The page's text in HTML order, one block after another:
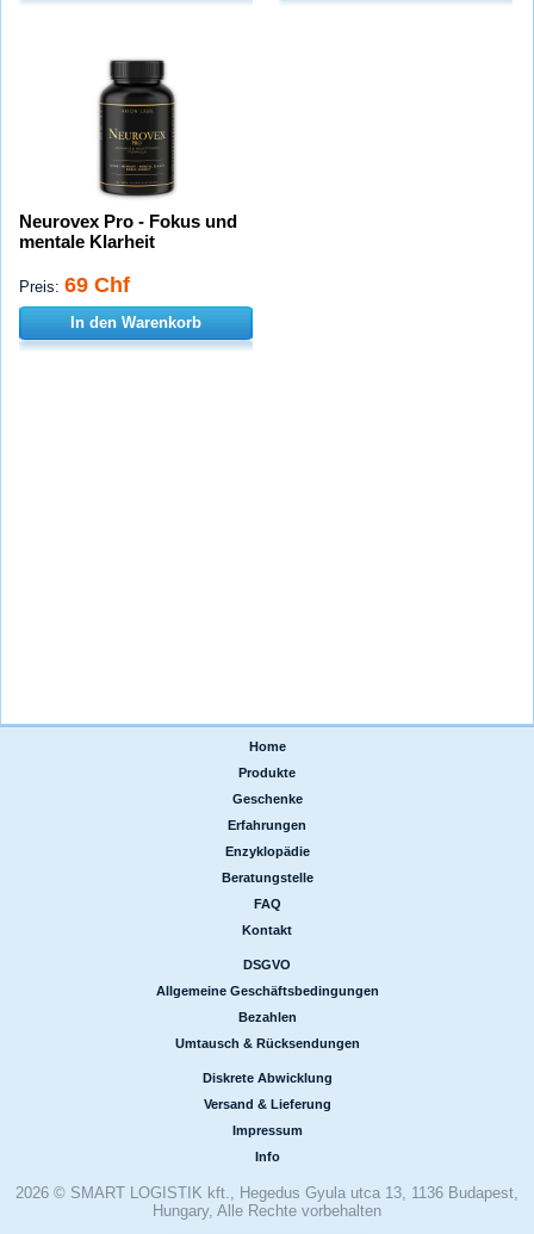
Neurovex Pro - Fokus und
mentale Klarheit
Preis: 69 Chf
In den Warenkorb
Home
Produkte
Geschenke
Erfahrungen
Enzyklopädie
Beratungstelle
FAQ
Kontakt
DSGVO
Allgemeine Geschäftsbedingungen
Bezahlen
Umtausch & Rücksendungen
Diskrete Abwicklung
Versand & Lieferung
Impressum
Info
2026 © SMART LOGISTIK kft., Hegedus Gyula utca 13, 1136 Budapest,
Hungary, Alle Rechte vorbehalten